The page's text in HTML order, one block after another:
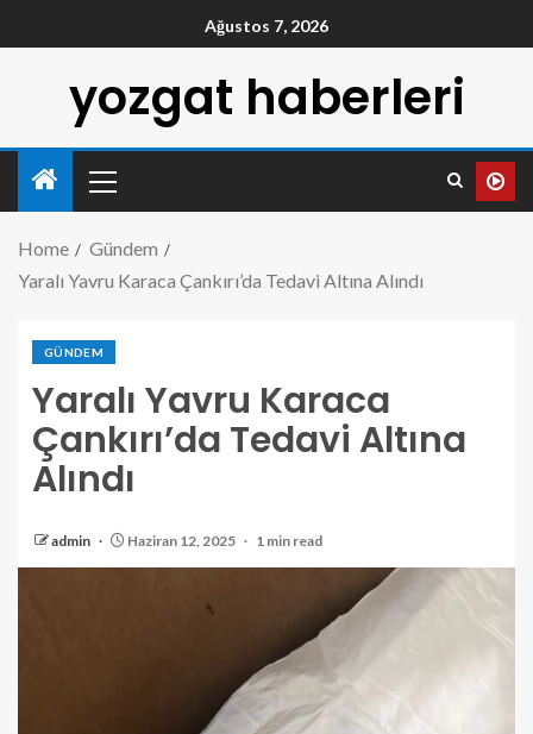
Ağustos 7, 2026
yozgat haberleri
Home
Gündem
Yaralı Yavru Karaca Çankırı’da Tedavi Altına Alındı
GÜNDEM
Yaralı Yavru Karaca
Çankırı’da Tedavi Altına
Alındı
admin Haziran 12, 2025 1 min read